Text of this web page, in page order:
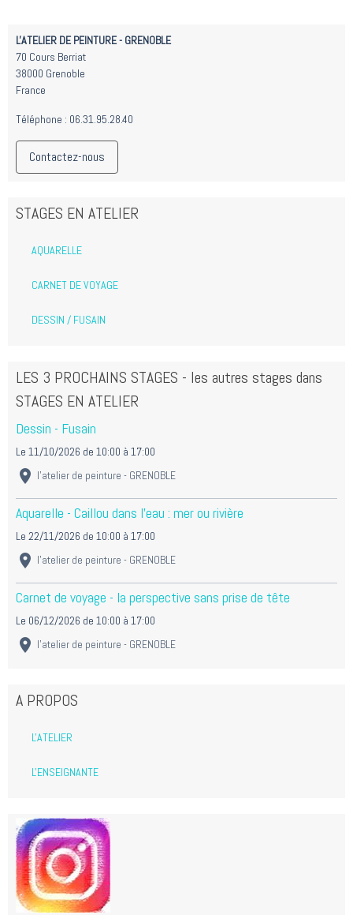
L'ATELIER DE PEINTURE - GRENOBLE
70 Cours Berriat
38000 Grenoble
France
Téléphone : 06.31.95.28.40
Contactez-nous
STAGES EN ATELIER
AQUARELLE
CARNET DE VOYAGE
DESSIN / FUSAIN
LES 3 PROCHAINS STAGES - les autres stages dans
STAGES EN ATELIER
Dessin - Fusain
Le 11/10/2026 de 10:00 à 17:00
l'atelier de peinture - GRENOBLE
Aquarelle - Caillou dans l'eau : mer ou rivière
Le 22/11/2026 de 10:00 à 17:00
l'atelier de peinture - GRENOBLE
Carnet de voyage - la perspective sans prise de tête
Le 06/12/2026 de 10:00 à 17:00
l'atelier de peinture - GRENOBLE
A PROPOS
L'ATELIER
L'ENSEIGNANTE